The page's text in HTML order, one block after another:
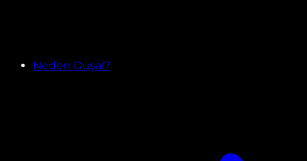
Neden Duşal?